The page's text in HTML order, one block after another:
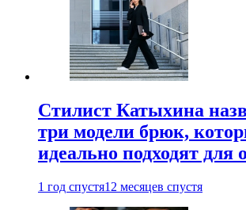
Стилист Катыхина
три модели брюк,
идеально подходят для
1 год спустя12 месяцев спустя